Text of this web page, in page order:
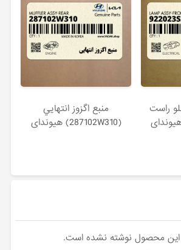
راست
منبع اگزوز انتهايي
(287102W310) هیوندای
این محصول نوشته نشده است.